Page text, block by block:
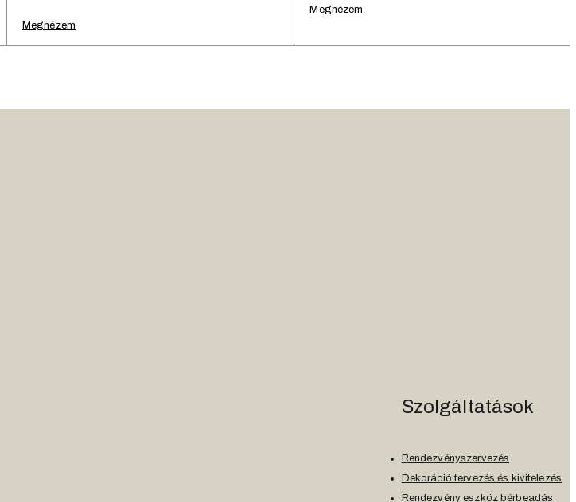
Megnézem
Megnézem
Szolgáltatások
Rendezvényszervezés
Dekoráció tervezés és kivitelezés
Rendezvény eszköz bérbeadás